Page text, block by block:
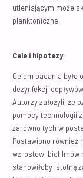
utleniającym może
planktoniczne.
Cele i hipotezy
Celem badania
dezynfekcji
Autorzy założyli, że
pomocy technologii
zarówno tych w
Postawiono również
wzrostowi biofilmów
stanowiłoby istotną